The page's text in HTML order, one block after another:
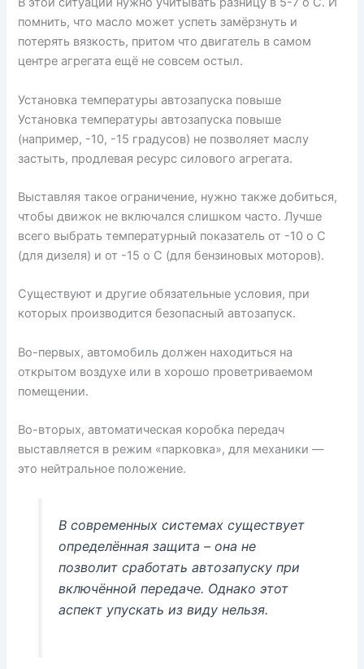
помнить, что масло может успеть замёрзнуть и
потерять вязкость, притом что двигатель в самом
центре агрегата ещё не совсем остыл.
Установка температуры автозапуска повыше
Установка температуры автозапуска повыше
(например, -10, -15 градусов) не позволяет маслу
застыть, продлевая ресурс силового агрегата.
Выставляя такое ограничение, нужно также добиться,
чтобы движок не включался слишком часто. Лучше
всего выбрать температурный показатель от -10 о С
(для дизеля) и от -15 о С (для бензиновых моторов).
Существуют и другие обязательные условия, при
которых производится безопасный автозапуск.
Во-первых, автомобиль должен находиться на
открытом воздухе или в хорошо проветриваемом
помещении.
Во-вторых, автоматическая коробка передач
выставляется в режим «парковка», для механики —
это нейтральное положение.
В современных системах существует
определённая защита – она не
позволит сработать автозапуску при
включённой передаче. Однако этот
аспект упускать из виду нельзя.